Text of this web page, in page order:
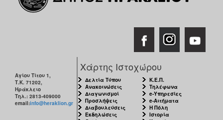
Αγίου Τίτου 1,
Τ.Κ. 71202,
Ηράκλειο
Τηλ.: 2813-409000
email:info@heraklion.gr
Χάρτης Ιστοχώρου
Δελτία Τύπου
Ανακοινώσεις
Διαγωνισμοί
Προσλήψεις
Διαβουλεύσεις
Εκδηλώσεις
Κ.Ε.Π.
Τηλέφωνα
e-Υπηρεσίες
e-Αιτήματα
Η Πόλη
Ιστορία